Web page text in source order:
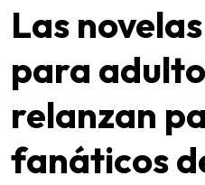
Las
para
relanzan
fanáticos